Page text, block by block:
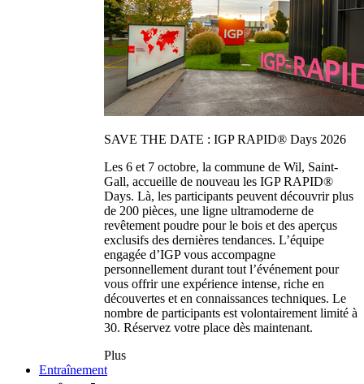
SAVE THE DATE : IGP RAPID® Days 2026
Les 6 et 7 octobre, la commune de Wil, Saint-
Gall, accueille de nouveau les IGP RAPID®
Days. Là, les participants peuvent découvrir plus
de 200 pièces, une ligne ultramoderne de
revêtement poudre pour le bois et des aperçus
exclusifs des dernières tendances. L’équipe
engagée d’IGP vous accompagne
personnellement durant tout l’événement pour
vous offrir une expérience intense, riche en
découvertes et en connaissances techniques. Le
nombre de participants est volontairement limité à
30. Réservez votre place dès maintenant.
Plus
Entraînement